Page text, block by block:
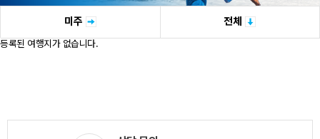
미주 전체
등록된 여행지가 없습니다.